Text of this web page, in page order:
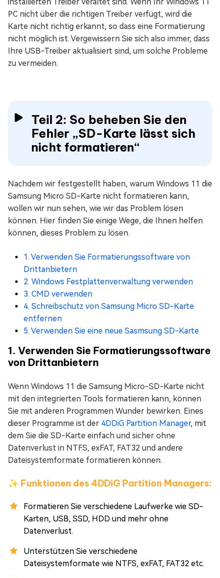
PC nicht über die richtigen Treiber verfügt, wird die
Karte nicht richtig erkannt, so dass eine Formatierung
nicht möglich ist. Vergewissern Sie sich also immer, dass
Ihre USB-Treiber aktualisiert sind, um solche Probleme
zu vermeiden.
Teil 2: So beheben Sie den
Fehler „SD-Karte lässt sich
nicht formatieren“
Nachdem wir festgestellt haben, warum Windows 11 die
Samsung Micro SD-Karte nicht formatieren kann,
wollen wir nun sehen, wie wir das Problem lösen
können. Hier finden Sie einige Wege, die Ihnen helfen
können, dieses Problem zu lösen.
1. Verwenden Sie Formatierungssoftware von
Drittanbietern
2. Windows Festplattenverwaltung verwenden
3. CMD verwenden
4. Schreibschutz von Samsung Micro SD-Karte
entfernen
5. Verwenden Sie eine neue Sasmsung SD-Karte
1. Verwenden Sie Formatierungssoftware
von Drittanbietern
Wenn Windows 11 die Samsung Micro-SD-Karte nicht
mit den integrierten Tools formatieren kann, können
Sie mit anderen Programmen Wunder bewirken. Eines
dieser Programme ist der 4DDiG Partition Manager, mit
dem Sie die SD-Karte einfach und sicher ohne
Datenverlust in NTFS, exFAT, FAT32 und andere
Dateisystemformate formatieren können.
✨ Funktionen des 4DDiG Partition Managers:
Formatieren Sie verschiedene Laufwerke wie SD-
Karten, USB, SSD, HDD und mehr ohne
Datenverlust.
Unterstützen Sie verschiedene
Dateisystemformate wie NTFS, exFAT, FAT32 etc.